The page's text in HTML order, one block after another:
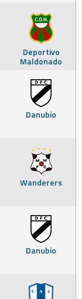
Deportivo
Maldonado
Danubio
Wanderers
Danubio